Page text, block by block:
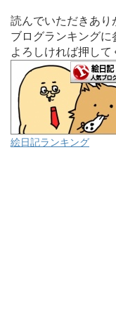
読んでいただきあり
ブログランキングに
よろしければ押して
絵日記ランキング